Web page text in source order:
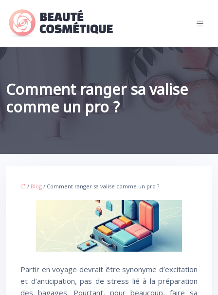
Comment ranger sa valise
comme un pro ?
/ Blog / Comment ranger sa valise comme un pro ?
Partir en voyage devrait être synonyme d’excitation
et d’anticipation, pas de stress lié à la préparation
des bagages. Pourtant, pour beaucoup, faire sa